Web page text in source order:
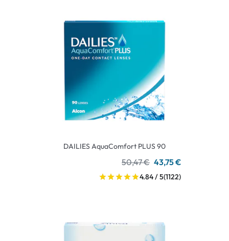
DAILIES AquaComfort PLUS 90
50,47 € 43,75 €
4.84 / 5(1122)